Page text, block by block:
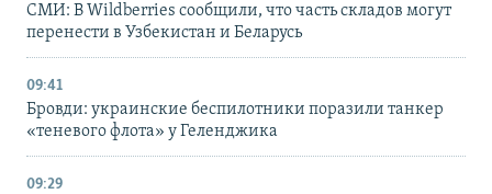
СМИ: В Wildberries сообщили, что часть складов могут
перенести в Узбекистан и Беларусь
09:41
Бровди: украинские беспилотники поразили танкер
«теневого флота» у Геленджика
09:29